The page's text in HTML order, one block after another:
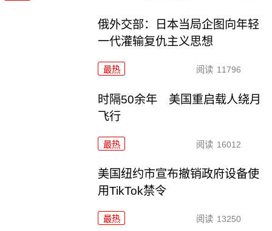
俄外交部：日本当局企图向年轻
一代灌输复仇主义思想
最热 阅读 11796
时隔50余年 美国重启载人绕月
飞行
最热 阅读 16012
美国纽约市宣布撤销政府设备使
用TikTok禁令
最热 阅读 13250